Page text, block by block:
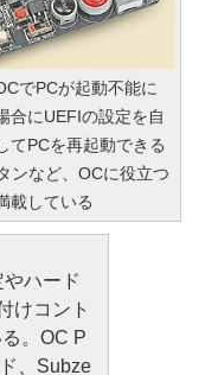
でPCが起動不能に
合にUEFIの設定を自
てPCを再起動できる
ンなど、OCに役立つ
載している
ハード
けコント
。OC P
、Subze